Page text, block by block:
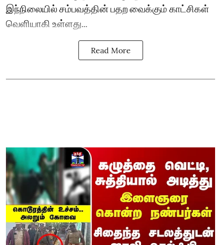
இந்நிலையில் சம்பவத்தின் பதற வைக்கும் காட்சிகள்
வெளியாகி உள்ளது...
Read More